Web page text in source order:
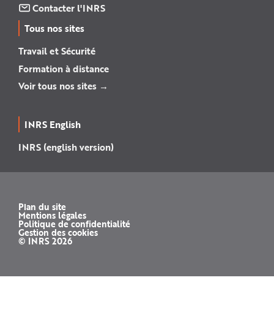
Contacter l'INRS
Tous nos sites
Travail et Sécurité
Formation à distance
Voir tous nos sites →
INRS English
INRS (english version)
Plan du site
Mentions légales
Politique de confidentialité
Gestion des cookies
© INRS 2026